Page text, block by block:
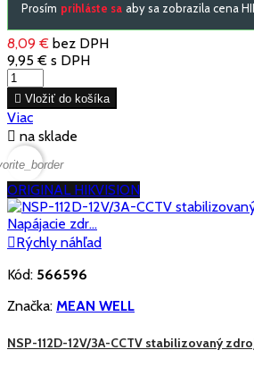
Prosím prihláste sa aby sa zobrazila cena
8,09 € bez DPH
9,95 € s DPH
 Vložiť do košíka
Viac
 na sklade
ORIGINAL HIKVISION
Rýchly náhľad
Kód: 566596
Značka: MEAN WELL
NSP-112D-12V/3A-CCTV stabilizovaný